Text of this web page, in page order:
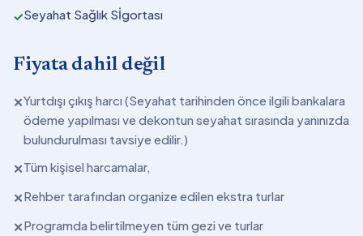
✓Seyahat Sağlık Sİgortası
Fiyata dahil değil
✕Yurtdışı çıkış harcı (Seyahat tarihinden önce ilgili bankalara
ödeme yapılması ve dekontun seyahat sırasında yanınızda
bulundurulması tavsiye edilir.)
✕Tüm kişisel harcamalar,
✕Rehber tarafından organize edilen ekstra turlar
✕Programda belirtilmeyen tüm gezi ve turlar